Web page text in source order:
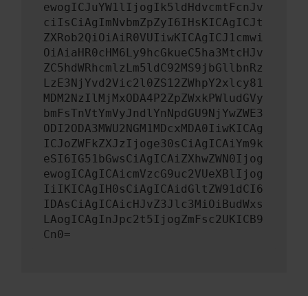
ewogICJuYW1lIjogIk5ldHdvcmtFcnJv
ciIsCiAgImNvbmZpZyI6IHsKICAgICJt
ZXRob2QiOiAiR0VUIiwKICAgICJ1cmwi
OiAiaHR0cHM6Ly9hcGkueC5ha3MtcHJv
ZC5hdWRhcmlzLm5ldC92MS9jbGllbnRz
LzE3NjYvd2Vic2l0ZS12ZWhpY2xlcy81
MDM2NzIlMjMxODA4P2ZpZWxkPWludGVy
bmFsTnVtYmVyJndlYnNpdGU9NjYwZWE3
ODI2ODA3MWU2NGM1MDcxMDA0IiwKICAg
ICJoZWFkZXJzIjoge30sCiAgICAiYm9k
eSI6IG51bGwsCiAgICAiZXhwZWN0Ijog
ewogICAgICAicmVzcG9uc2VUeXBlIjog
IiIKICAgIH0sCiAgICAidGltZW91dCI6
IDAsCiAgICAicHJvZ3Jlc3MiOiBudWxs
LAogICAgInJpc2t5IjogZmFsc2UKICB9
Cn0=